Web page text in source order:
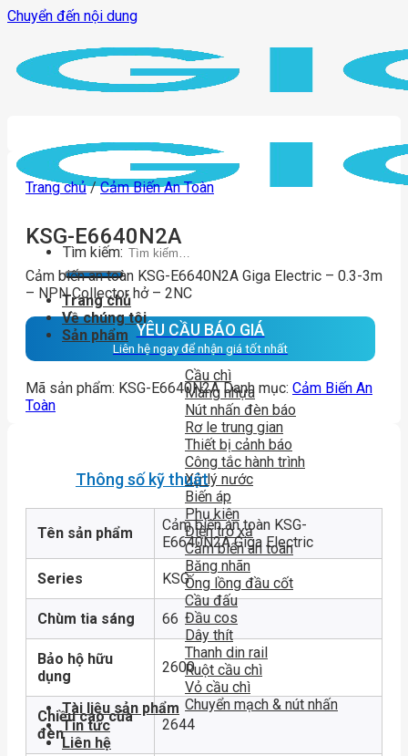
Chuyển đến nội dung
Tìm kiếm:
Trang chủ
Về chúng tôi
Sản phẩm
Cầu chì
Máng nhựa
Nút nhấn đèn báo
Rơ le trung gian
Thiết bị cảnh báo
Công tắc hành trình
Xử lý nước
Biến áp
Phụ kiện
Điện trở xả
Cảm biến an toàn
Băng nhãn
Ống lồng đầu cốt
Cầu đấu
Đầu cos
Dây thít
Thanh din rail
Ruột cầu chì
Vỏ cầu chì
Chuyển mạch & nút nhấn
Tài liệu sản phẩm
Tin tức
Liên hệ
Trang chủ / Cảm Biến An Toàn
KSG-E6640N2A
Cảm biến an toàn KSG-E6640N2A Giga Electric – 0.3-3m
– NPN Collector hở – 2NC
YÊU CẦU BÁO GIÁ
Liên hệ ngay để nhận giá tốt nhất
Mã sản phẩm: KSG-E6640N2A Danh mục: Cảm Biến An
Toàn
Thông số kỹ thuật
Tên sản phẩm
Cảm biến an toàn KSG-
E6640N2A Giga Electric
Series KSG
Chùm tia sáng 66
Bảo hộ hữu
dụng
2600
Chiều cao của
đèn
2644